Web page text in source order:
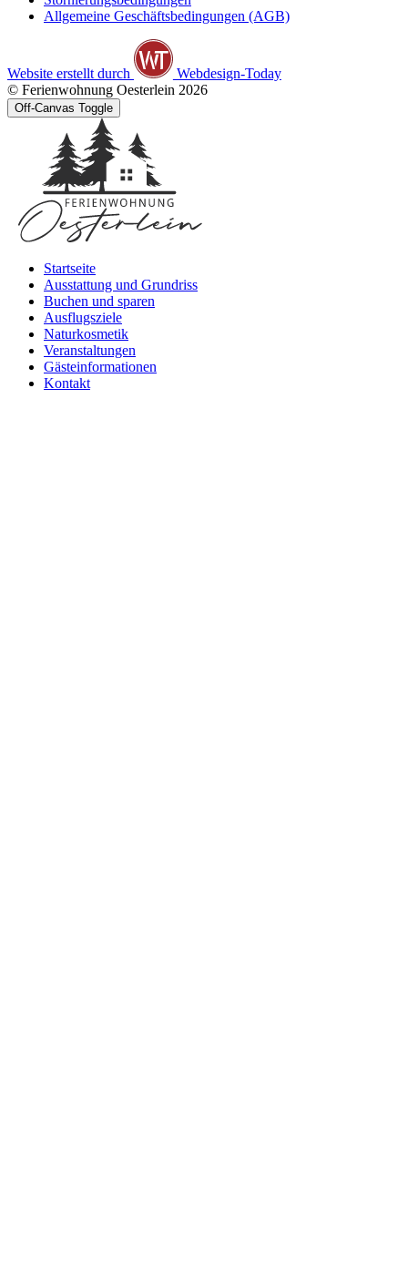
Allgemeine Geschäftsbedingungen (AGB)
Website erstellt durch
Webdesign-Today
© Ferienwohnung Oesterlein 2026
Off-Canvas Toggle
Startseite
Ausstattung und Grundriss
Buchen und sparen
Ausflugsziele
Naturkosmetik
Veranstaltungen
Gästeinformationen
Kontakt